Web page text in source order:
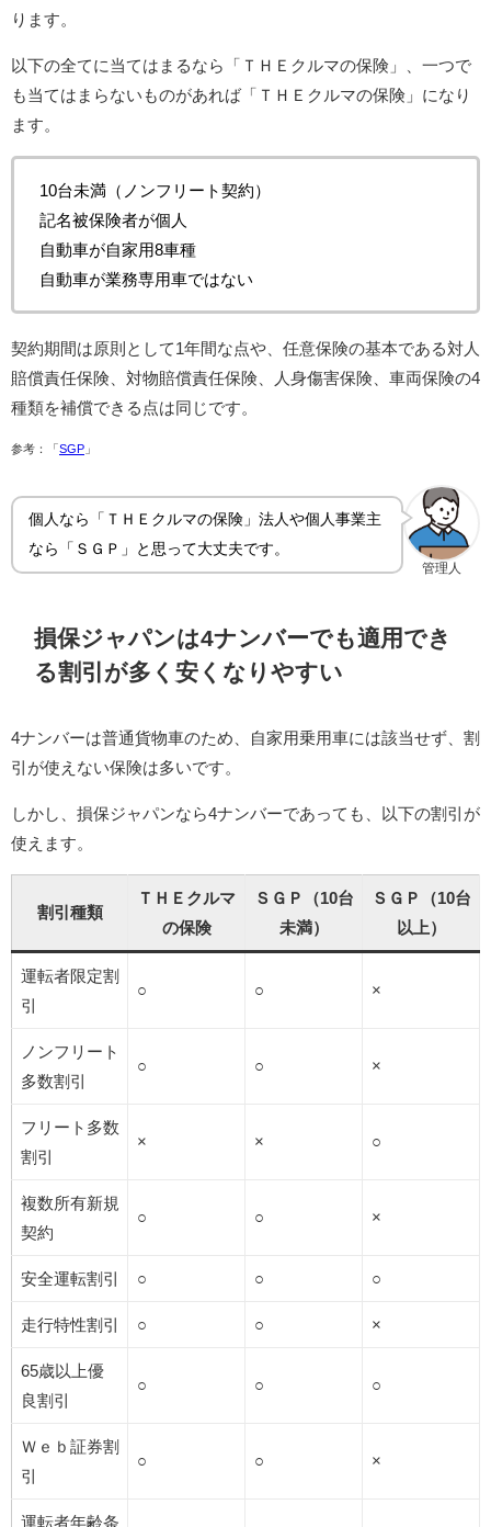
ります。
以下の全てに当てはまるなら「ＴＨＥクルマの保険」、一つで
も当てはまらないものがあれば「ＴＨＥクルマの保険」になり
ます。
10台未満（ノンフリート契約）
記名被保険者が個人
自動車が自家用8車種
自動車が業務専用車ではない
契約期間は原則として1年間な点や、任意保険の基本である対人
賠償責任保険、対物賠償責任保険、人身傷害保険、車両保険の4
種類を補償できる点は同じです。
参考：「SGP 」
管理人
個⼈なら「ＴＨＥクルマの保険」法人や個人事業主
なら「ＳＧＰ」と思って大丈夫です。
損保ジャパンは4ナンバーでも適用でき
る割引が多く安くなりやすい
4ナンバーは普通貨物車のため、自家用乗用車には該当せず、割
引が使えない保険は多いです。
しかし、損保ジャパンなら4ナンバーであっても、以下の割引が
使えます。
割引種類
ＴＨＥクルマ
の保険
ＳＧＰ（10台
未満）
ＳＧＰ（10台
以上）
運転者限定割
引
○ ○ ×
ノンフリート
多数割引
○ ○ ×
フリート多数
割引
× × ○
複数所有新規
契約
○ ○ ×
安全運転割引 ○ ○ ○
走行特性割引 ○ ○ ×
65歳以上優
良割引
○ ○ ○
Ｗｅｂ証券割
引
○ ○ ×
運転者年齢条